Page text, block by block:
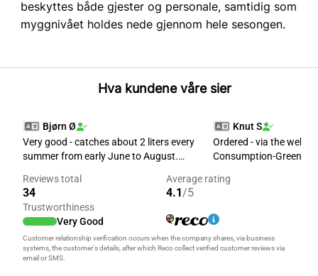
beskyttes både gjester og personale, samtidig som
myggnivået holdes nede gjennom hele sesongen.
Hva kundene våre sier